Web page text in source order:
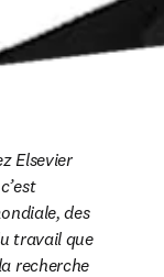
Elsevier
des
travail que
recherche